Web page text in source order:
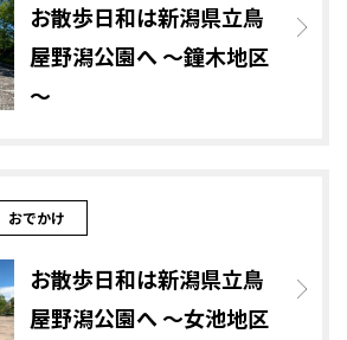
お散歩日和は新潟県立鳥
屋野潟公園へ ～鐘木地区
～
おでかけ
お散歩日和は新潟県立鳥
屋野潟公園へ ～女池地区